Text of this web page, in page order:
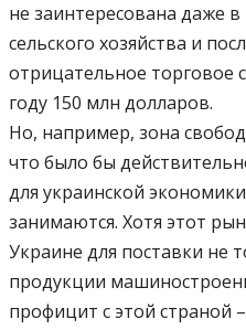
не заинтересована даже
сельского хозяйства и
отрицательное торговое
году 150 млн долларов.
Но, например, зона
что было бы
для украинской
занимаются. Хотя этот
Украине для поставки не
продукции
профицит с этой страной